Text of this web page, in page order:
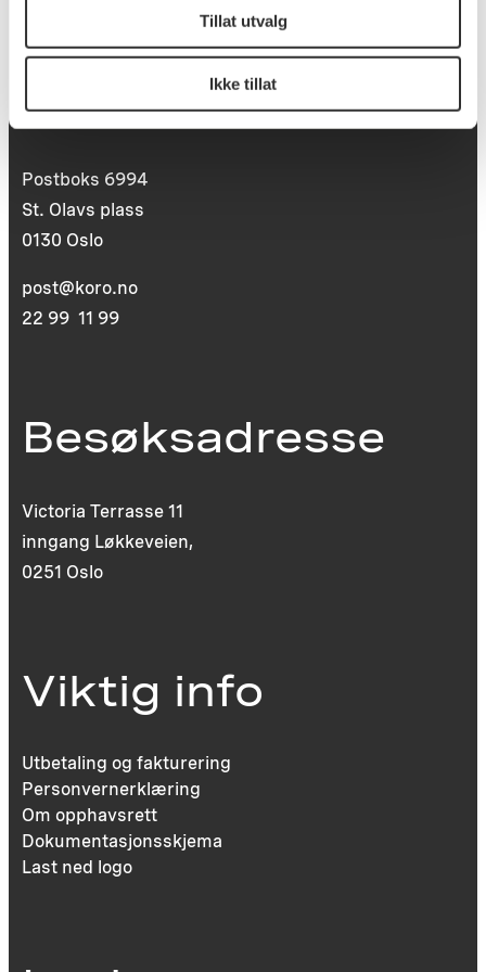
Tillat utvalg
Ikke tillat
Postadresse
Postboks 6994
St. Olavs plass
0130 Oslo
post@koro.no
22 99 11 99
Besøksadresse
Victoria Terrasse 11
inngang Løkkeveien,
0251 Oslo
Viktig info
Utbetaling og fakturering
Personvernerklæring
Om opphavsrett
Dokumentasjonsskjema
Last ned logo